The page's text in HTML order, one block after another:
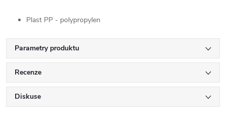
Plast PP - polypropylen
Parametry produktu
Recenze
Diskuse